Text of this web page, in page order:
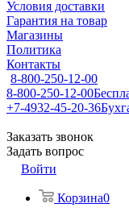
Условия доставки
Гарантия на товар
Магазины
Политика
Контакты
8-800-250-12-00
8-800-250-12-00
+7-4932-45-20-36
Заказать звонок
Задать вопрос
Войти
Корзина0